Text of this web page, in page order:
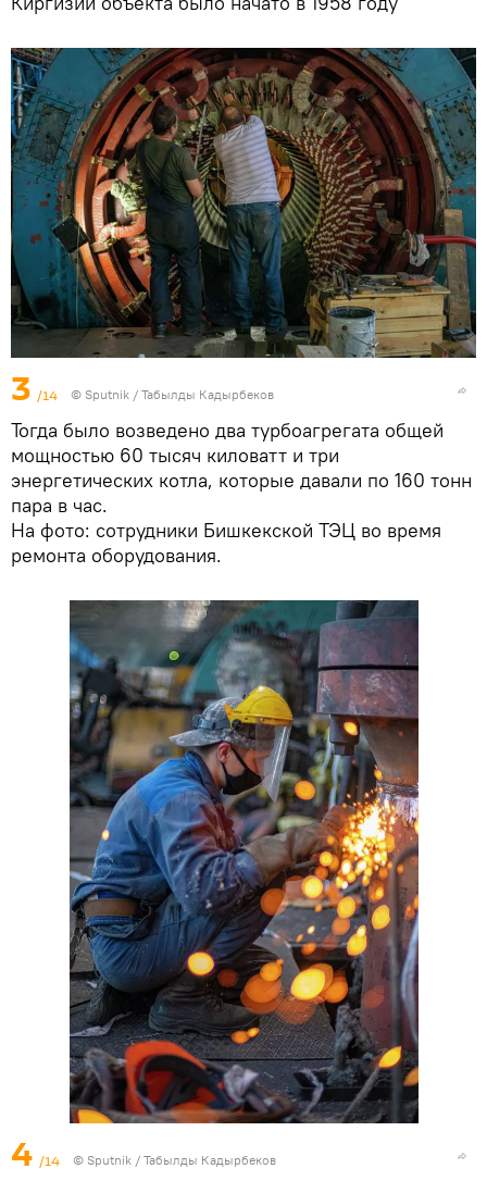
3 /14 © Sputnik / Табылды Кадырбеков
Тогда было возведено два турбоагрегата общей
мощностью 60 тысяч киловатт и три
энергетических котла, которые давали по 160 тонн
пара в час.
На фото: сотрудники Бишкекской ТЭЦ во время
ремонта оборудования.
4 /14 © Sputnik / Табылды Кадырбеков